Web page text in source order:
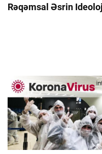
Rəqəmsal Əsrin